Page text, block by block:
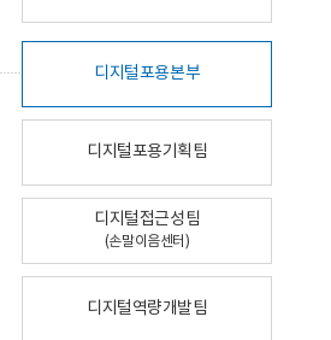
디지털포용본부
디지털포용기획팀
디지털접근성팀
(손말이음센터)
디지털역량개발팀